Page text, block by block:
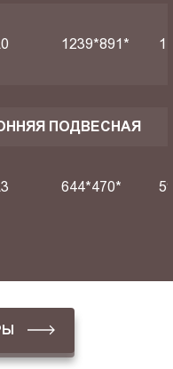
1239*891*
ПОДВЕСНАЯ
644*470*